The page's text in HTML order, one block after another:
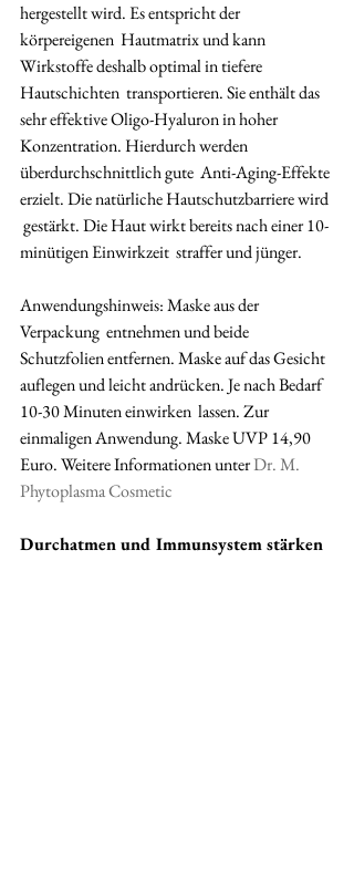
hergestellt wird. Es entspricht der
körpereigenen  Hautmatrix und kann
Wirkstoffe deshalb optimal in tiefere
Hautschichten  transportieren. Sie enthält das
sehr effektive Oligo-Hyaluron in hoher
Konzentration. Hierdurch werden
überdurchschnittlich gute  Anti-Aging-Effekte
erzielt. Die natürliche Hautschutzbarriere wird
gestärkt. Die Haut wirkt bereits nach einer 10-
minütigen Einwirkzeit  straffer und jünger.
Anwendungshinweis: Maske aus der
Verpackung  entnehmen und beide
Schutzfolien entfernen. Maske auf das Gesicht
auflegen und leicht andrücken. Je nach Bedarf
10-30 Minuten einwirken  lassen. Zur
einmaligen Anwendung. Maske UVP 14,90
Euro. Weitere Informationen unter Dr. M.
Phytoplasma Cosmetic
Durchatmen und Immunsystem stärken